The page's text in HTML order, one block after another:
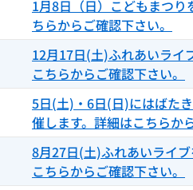
1月8日（日）こどもまつり
ちらからご確認下さい。
12月17日(土)ふれあいライ
こちらからご確認下さい。
5日(土)・6日(日)にはばた
催します。詳細はこちらか
8月27日(土)ふれあいライ
こちらからご確認下さい。